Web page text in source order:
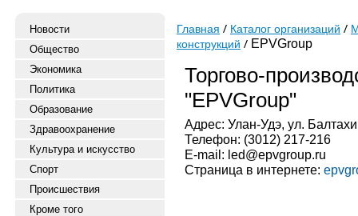
Новости
Общество
Экономика
Политика
Образование
Здравоохранение
Культура и искусство
Спорт
Происшествия
Кроме того
Главная Каталог организаций
конструкций
EPVGroup
Торгово-
"EPVGroup"
Адрес: Улан-Удэ, ул.
Телефон: (3012) 217-216
E-mail: led@epvgroup.ru
Страница в интернете: